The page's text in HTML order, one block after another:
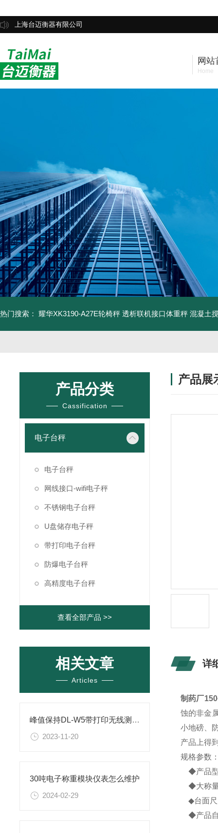
上海台迈衡器有限公司
网站
Home
热门搜索： 耀华XK3190-A27E轮椅秤 透析联机接口体重秤 混凝土
产品分类
Cassification
电子台秤
电子台秤
网线接口-wifi电子秤
不锈钢电子台秤
U盘储存电子秤
带打印电子台秤
防爆电子台秤
高精度电子台秤
查看全部产品 >>
相关文章
Articles
峰值保持DL-W5带打印无线测力计有什么特点
2023-11-20
30吨电子称重模块仪表怎么维护
2024-02-29
产品展
详
制药厂
蚀的非金
小地磅、
产品上得
规格参数
◆产品型
◆大称量
◆台面尺
◆产品自